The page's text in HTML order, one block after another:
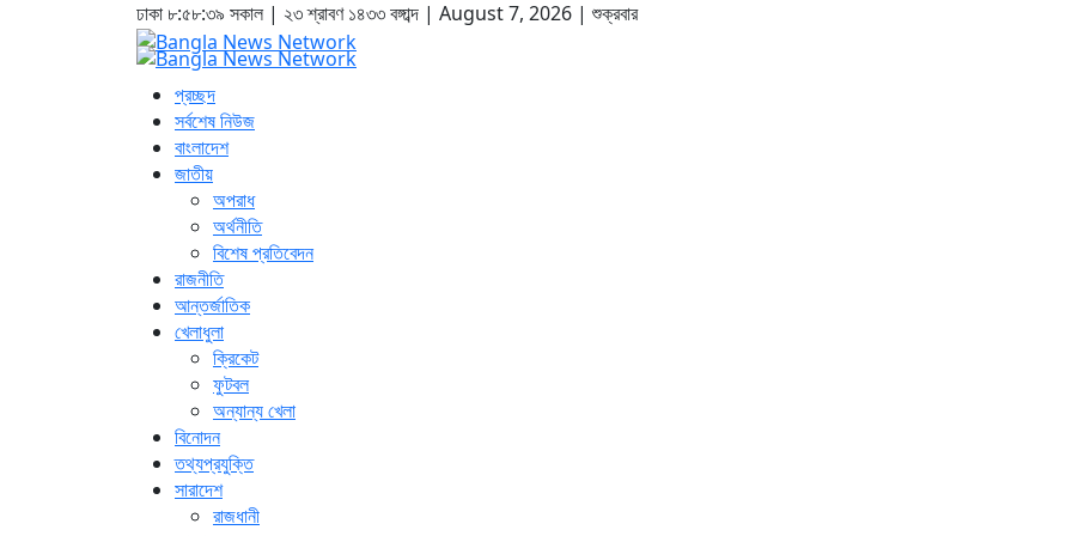
ঢাকা৮:৫৮:৩৯ সকাল | ২৩ শ্রাবণ ১৪৩৩ বঙ্গাব্দ | August 7, 2026 |শুক্রবার
প্রচ্ছদ
সর্বশেষ নিউজ
বাংলাদেশ
জাতীয়
অপরাধ
অর্থনীতি
বিশেষ প্রতিবেদন
রাজনীতি
আন্তর্জাতিক
খেলাধুলা
ক্রিকেট
ফুটবল
অন্যান্য খেলা
বিনোদন
তথ্যপ্রযুক্তি
সারাদেশ
রাজধানী